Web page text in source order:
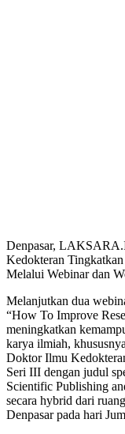
Denpasar,
Kedokteran
Melalui Webinar dan
Melanjutkan dua
“How To Improve
meningkatkan
karya ilmiah,
Doktor Ilmu
Seri III dengan judul
Scientific Publishing
secara hybrid dari
Denpasar pada hari